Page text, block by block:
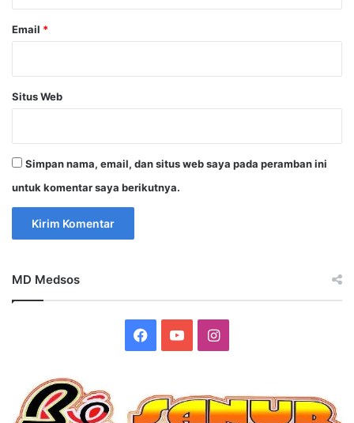
Email *
Situs Web
Simpan nama, email, dan situs web saya pada peramban ini
untuk komentar saya berikutnya.
MD Medsos
Facebook
YouTubeInstagram